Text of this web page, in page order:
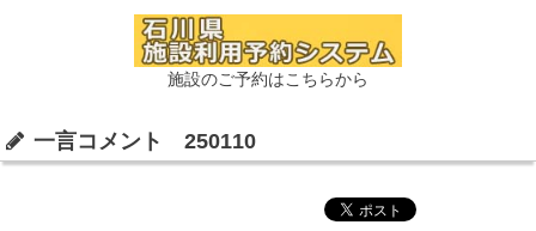
施設のご予約はこちらから
一言コメント 250110